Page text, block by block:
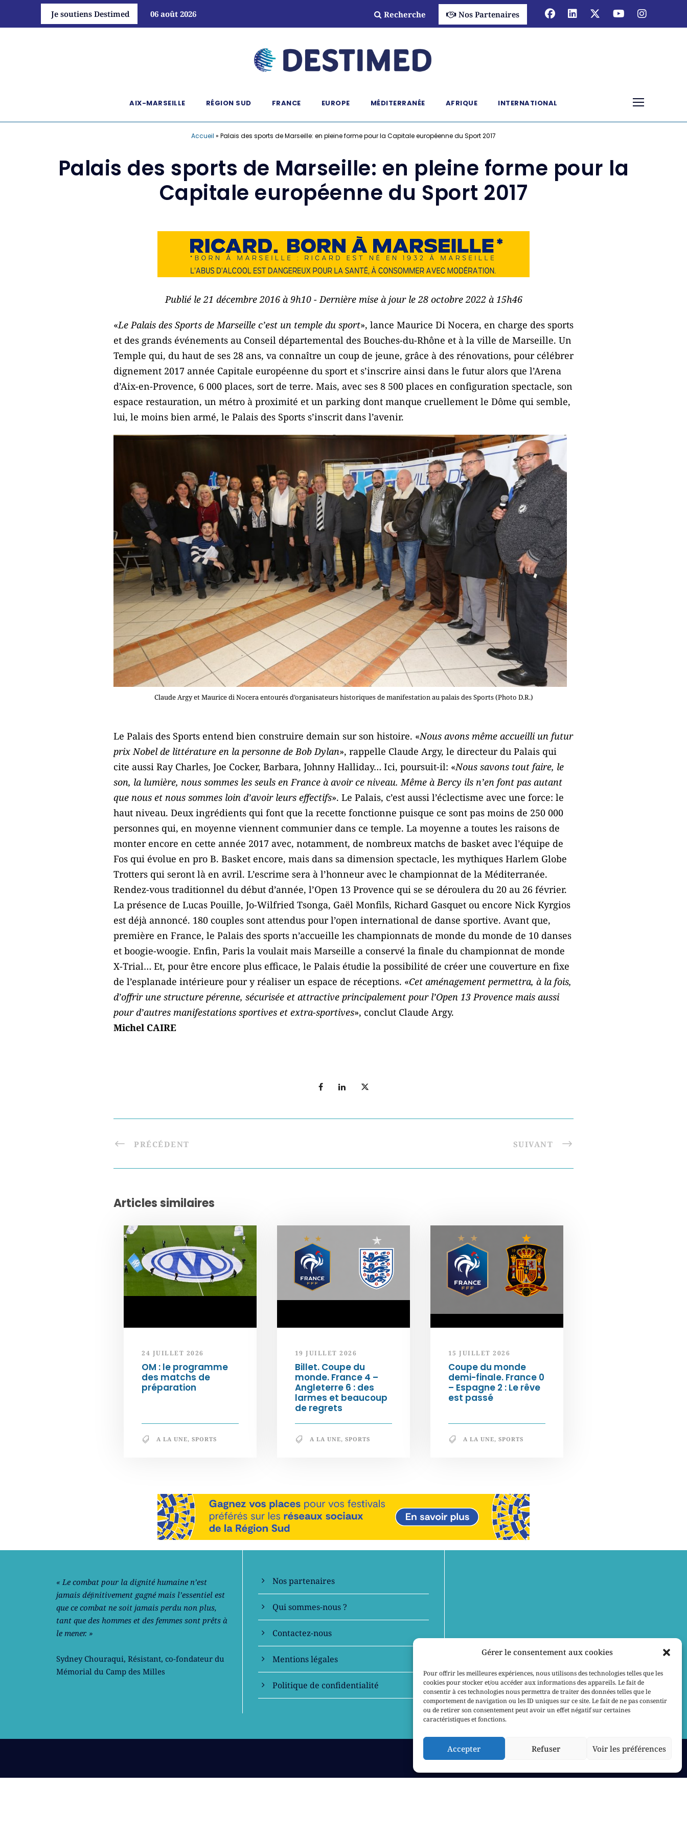
Gérer le consentement aux cookies
Pour offrir les meilleures expériences, nous utilisons des technologies telles que les
cookies pour stocker et/ou accéder aux informations des appareils. Le fait de
consentir à ces technologies nous permettra de traiter des données telles que le
comportement de navigation ou les ID uniques sur ce site. Le fait de ne pas consentir
ou de retirer son consentement peut avoir un effet négatif sur certaines
caractéristiques et fonctions.
Accepter Refuser Voir les préférences
Je soutiens Destimed 06 août 2026 Recherche Nos Partenaires
AIX-MARSEILLE RÉGION SUD FRANCE EUROPE MÉDITERRANÉE AFRIQUE INTERNATIONAL
Accueil » Palais des sports de Marseille: en pleine forme pour la Capitale européenne du Sport 2017
Palais des sports de Marseille: en pleine forme pour la
Capitale européenne du Sport 2017
Publié le 21 décembre 2016 à 9h10 - Dernière mise à jour le 28 octobre 2022 à 15h46
«Le Palais des Sports de Marseille c’est un temple du sport», lance Maurice Di Nocera, en charge des sports
et des grands événements au Conseil départemental des Bouches-du-Rhône et à la ville de Marseille. Un
Temple qui, du haut de ses 28 ans, va connaître un coup de jeune, grâce à des rénovations, pour célébrer
dignement 2017 année Capitale européenne du sport et s’inscrire ainsi dans le futur alors que l’Arena
d’Aix-en-Provence, 6 000 places, sort de terre. Mais, avec ses 8 500 places en configuration spectacle, son
espace restauration, un métro à proximité et un parking dont manque cruellement le Dôme qui semble,
lui, le moins bien armé, le Palais des Sports s’inscrit dans l’avenir.
Claude Argy et Maurice di Nocera entourés d’organisateurs historiques de manifestation au palais des Sports (Photo D.R.)
Le Palais des Sports entend bien construire demain sur son histoire. «Nous avons même accueilli un futur
prix Nobel de littérature en la personne de Bob Dylan», rappelle Claude Argy, le directeur du Palais qui
cite aussi Ray Charles, Joe Cocker, Barbara, Johnny Halliday… Ici, poursuit-il: «Nous savons tout faire, le
son, la lumière, nous sommes les seuls en France à avoir ce niveau. Même à Bercy ils n’en font pas autant
que nous et nous sommes loin d’avoir leurs effectifs». Le Palais, c’est aussi l’éclectisme avec une force: le
haut niveau. Deux ingrédients qui font que la recette fonctionne puisque ce sont pas moins de 250 000
personnes qui, en moyenne viennent communier dans ce temple. La moyenne a toutes les raisons de
monter encore en cette année 2017 avec, notamment, de nombreux matchs de basket avec l’équipe de
Fos qui évolue en pro B. Basket encore, mais dans sa dimension spectacle, les mythiques Harlem Globe
Trotters qui seront là en avril. L’escrime sera à l’honneur avec le championnat de la Méditerranée.
Rendez-vous traditionnel du début d’année, l’Open 13 Provence qui se se déroulera du 20 au 26 février.
La présence de Lucas Pouille, Jo-Wilfried Tsonga, Gaël Monfils, Richard Gasquet ou encore Nick Kyrgios
est déjà annoncé. 180 couples sont attendus pour l’open international de danse sportive. Avant que,
première en France, le Palais des sports n’accueille les championnats de monde du monde de 10 danses
et boogie-woogie. Enfin, Paris la voulait mais Marseille a conservé la finale du championnat de monde
X-Trial… Et, pour être encore plus efficace, le Palais étudie la possibilité de créer une couverture en fixe
de l’esplanade intérieure pour y réaliser un espace de réceptions. «Cet aménagement permettra, à la fois,
d’offrir une structure pérenne, sécurisée et attractive principalement pour l’Open 13 Provence mais aussi
pour d’autres manifestations sportives et extra-sportives», conclut Claude Argy.
Michel CAIRE
PRÉCÉDENT SUIVANT
Articles similaires
24 JUILLET 2026
OM : le programme
des matchs de
préparation
A LA UNE, SPORTS
19 JUILLET 2026
Billet. Coupe du
monde. France 4 –
Angleterre 6 : des
larmes et beaucoup
de regrets
A LA UNE, SPORTS
15 JUILLET 2026
Coupe du monde
demi-finale. France 0
– Espagne 2 : Le rêve
est passé
A LA UNE, SPORTS
Notre philosophie
« Le combat pour la dignité humaine n’est
jamais déﬁnitivement gagné mais l’essentiel est
que ce combat ne soit jamais perdu non plus,
tant que des hommes et des femmes sont prêts à
le mener. »
Sydney Chouraqui, Résistant, co-fondateur du
Mémorial du Camp des Milles
En savoir +
Nos partenaires
Qui sommes-nous ?
Contactez-nous
Mentions légales
Politique de confidentialité